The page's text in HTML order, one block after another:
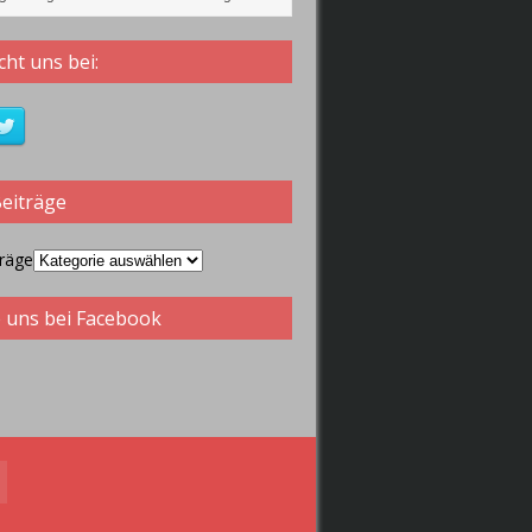
uns bei:
uns bei Facebook